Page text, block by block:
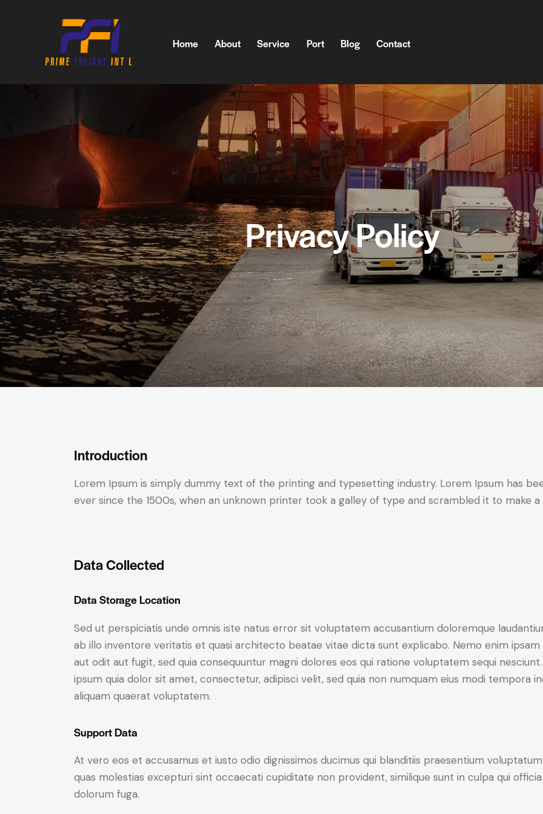
Home About Service Port Blog Contact
About Service Port Blog Contact
Privacy Policy
Introduction
Lorem Ipsum is simply dummy text of the printing and typesetting industry. Lorem Ipsum has
ever since the 1500s, when an unknown printer took a galley of type and scrambled it to make
Data Collected
Data Storage Location
Sed ut perspiciatis unde omnis iste natus error sit voluptatem accusantium doloremque
ab illo inventore veritatis et quasi architecto beatae vitae dicta sunt explicabo. Nemo enim
aut odit aut fugit, sed quia consequuntur magni dolores eos qui ratione voluptatem sequi
ipsum quia dolor sit amet, consectetur, adipisci velit, sed quia non numquam eius modi tempora
aliquam quaerat voluptatem.
Support Data
At vero eos et accusamus et iusto odio dignissimos ducimus qui blanditiis praesentium
quas molestias excepturi sint occaecati cupiditate non provident, similique sunt in culpa qui
dolorum fuga.
+ 310-923-9903
+ 310-923-9903